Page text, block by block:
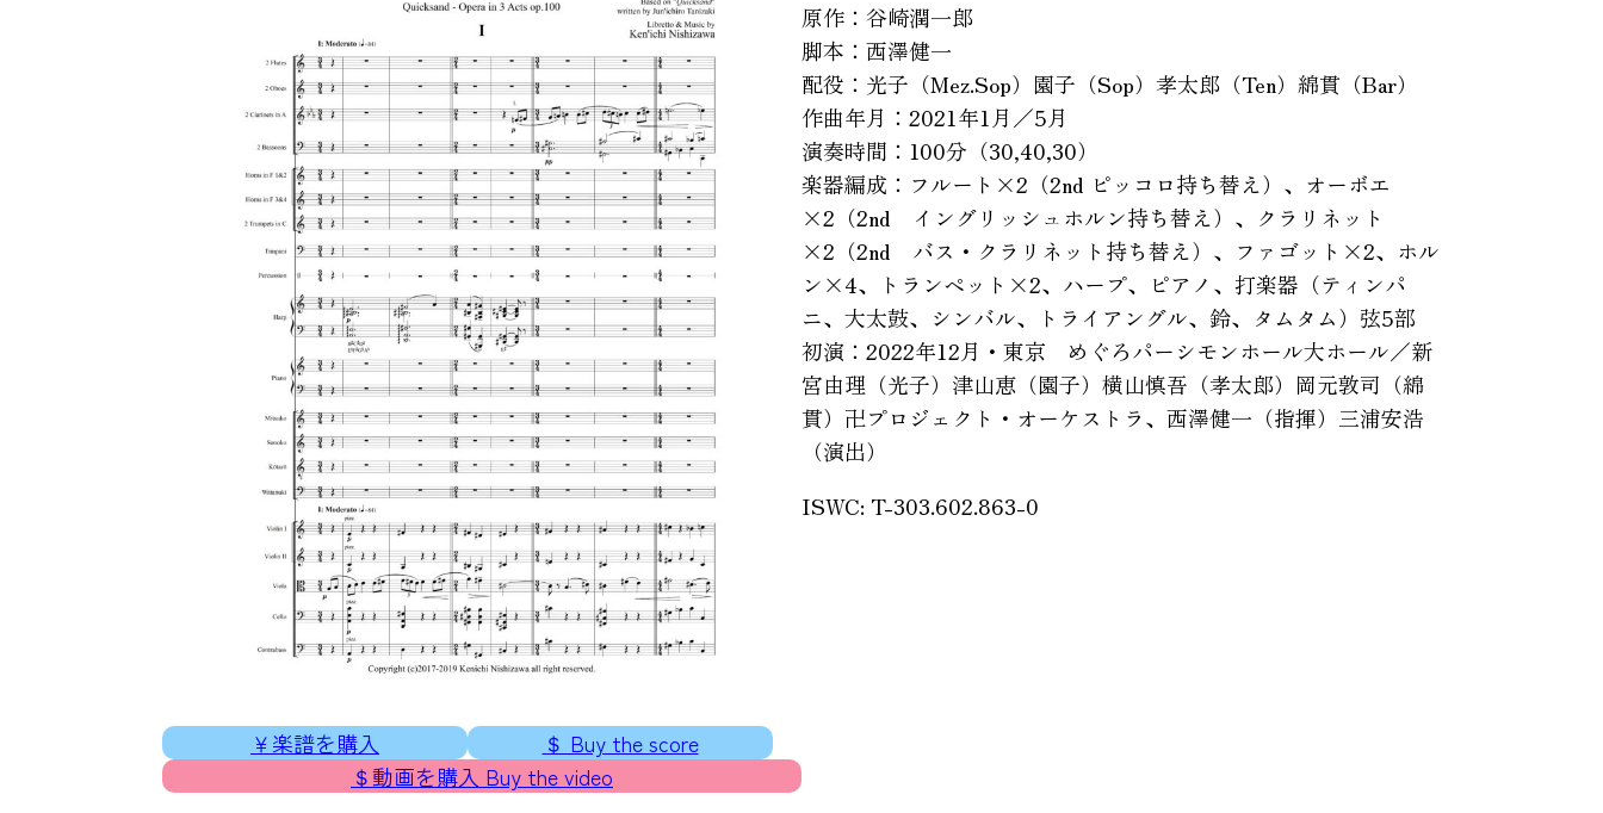
￥楽譜を購入
＄ Buy the score
＄動画を購入 Buy the video
原作：谷崎潤一郎
脚本：西澤健一
配役：光子（Mez.Sop）園子（Sop）孝太郎（Ten）綿貫（Bar）
作曲年月：2021年1月／5月
演奏時間：100分（30,40,30）
楽器編成：フルート×2（2nd ピッコロ持ち替え）、オーボエ
×2（2nd イングリッシュホルン持ち替え）、クラリネット
×2（2nd バス・クラリネット持ち替え）、ファゴット×2、ホル
ン×4、トランペット×2、ハープ、ピアノ、打楽器（ティンパ
ニ、大太鼓、シンバル、トライアングル、鈴、タムタム）弦5部
初演：2022年12月・東京 めぐろパーシモンホール大ホール／新
宮由理（光子）津山恵（園子）横山慎吾（孝太郎）岡元敦司（綿
貫）卍プロジェクト・オーケストラ、西澤健一（指揮）三浦安浩
（演出）
ISWC: T-303.602.863-0